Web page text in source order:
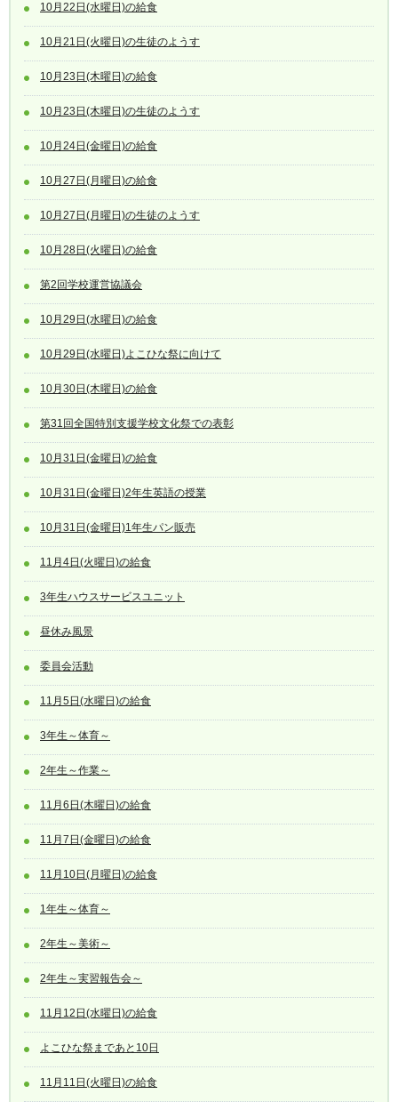
10月22日(水曜日)の給食
10月21日(火曜日)の生徒のようす
10月23日(木曜日)の給食
10月23日(木曜日)の生徒のようす
10月24日(金曜日)の給食
10月27日(月曜日)の給食
10月27日(月曜日)の生徒のようす
10月28日(火曜日)の給食
第2回学校運営協議会
10月29日(水曜日)の給食
10月29日(水曜日)よこひな祭に向けて
10月30日(木曜日)の給食
第31回全国特別支援学校文化祭での表彰
10月31日(金曜日)の給食
10月31日(金曜日)2年生英語の授業
10月31日(金曜日)1年生パン販売
11月4日(火曜日)の給食
3年生ハウスサービスユニット
昼休み風景
委員会活動
11月5日(水曜日)の給食
3年生～体育～
2年生～作業～
11月6日(木曜日)の給食
11月7日(金曜日)の給食
11月10日(月曜日)の給食
1年生～体育～
2年生～美術～
2年生～実習報告会～
11月12日(水曜日)の給食
よこひな祭まであと10日
11月11日(火曜日)の給食